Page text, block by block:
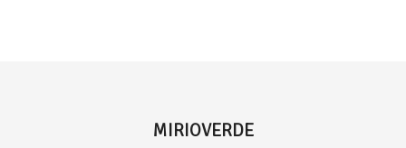
MIRIOVERDE